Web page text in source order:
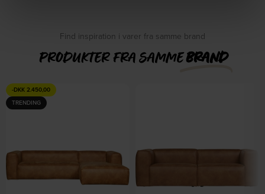
Find inspiration i varer fra samme brand
PRODUKTER FRA SAMMEBRAND
-DKK 2.450,00
TRENDING